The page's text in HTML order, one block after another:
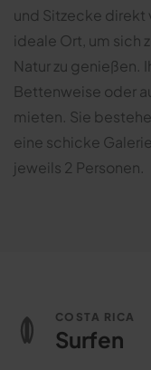
und Sitzecke direkt
ideale Ort, um sich
Natur zu genießen.
Bettenweise oder
mieten. Sie
eine schicke
jeweils 2 Personen.
COSTA RICA
Surfen